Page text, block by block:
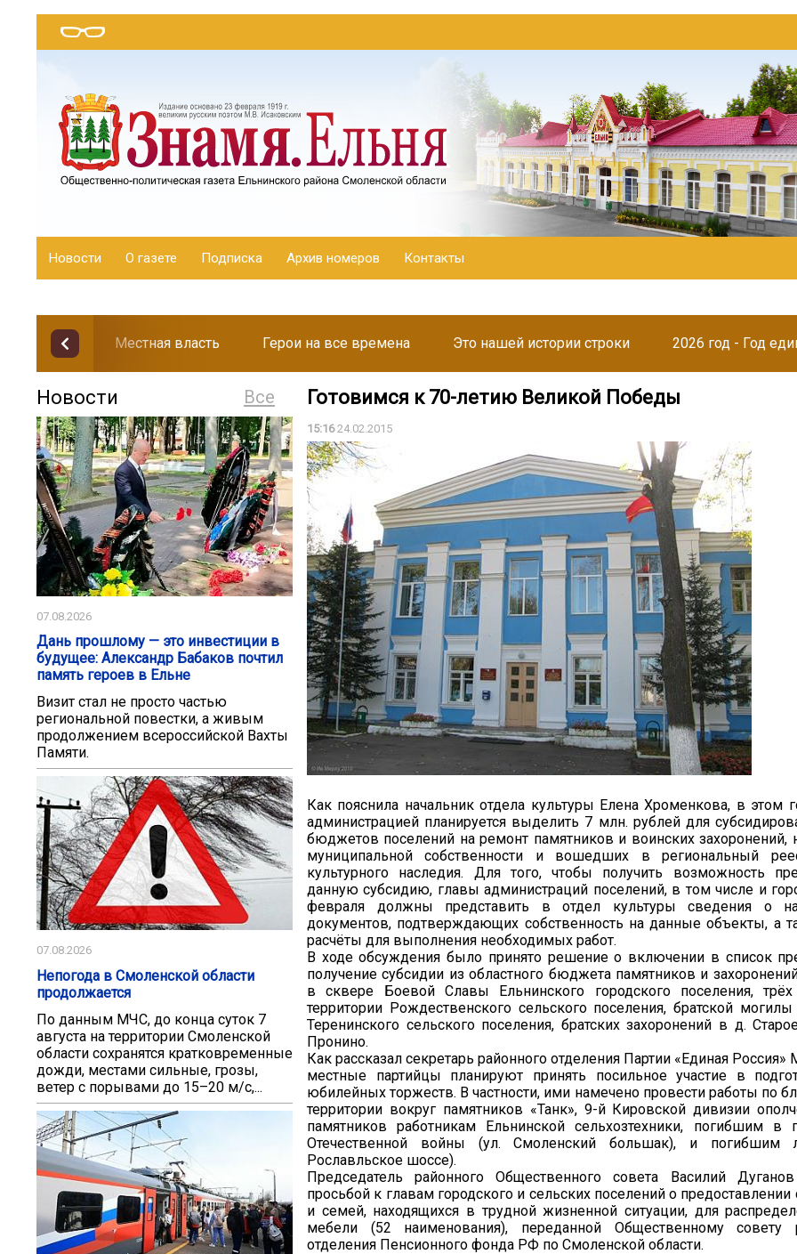
Новости О газете Подписка Архив номеров Контакты
Местная власть Герои на все времена Это нашей истории строки 2026 год - Год
Все
Новости
07.08.2026
Дань прошлому — это инвестиции в
будущее: Александр Бабаков почтил
память героев в Ельне
Визит стал не просто частью
региональной повестки, а живым
продолжением всероссийской Вахты
Памяти.
07.08.2026
Непогода в Смоленской области
продолжается
По данным МЧС, до конца суток 7
августа на территории Смоленской
области сохранятся кратковременные
дожди, местами сильные, грозы,
ветер с порывами до 15–20 м/с,...
Готовимся к 70-летию Великой Победы
15:1624.02.2015
Как пояснила начальник отдела культуры Елена Хроменкова, в этом
администрацией планируется выделить 7 млн. рублей для
бюджетов поселений на ремонт памятников и воинских захоронений,
муниципальной собственности и вошедших в региональный
культурного наследия. Для того, чтобы получить возможность
данную субсидию, главы администраций поселений, в том числе и
февраля должны представить в отдел культуры сведения о
документов, подтверждающих собственность на данные объекты, а
расчёты для выполнения необходимых работ.
В ходе обсуждения было принято решение о включении в список
получение субсидии из областного бюджета памятников и
в сквере Боевой Славы Ельнинского городского поселения,
территории Рождественского сельского поселения, братской
Теренинского сельского поселения, братских захоронений в д.
Пронино.
Как рассказал секретарь районного отделения Партии «Единая
местные партийцы планируют принять посильное участие в
юбилейных торжеств. В частности, ими намечено провести работы по
территории вокруг памятников «Танк», 9-й Кировской дивизии
памятников работникам Ельнинской сельхозтехники, погибшим в
Отечественной войны (ул. Смоленский большак), и погибшим
Рославльское шоссе).
Председатель районного Общественного совета Василий
просьбой к главам городского и сельских поселений о предоставлении
и семей, находящихся в трудной жизненной ситуации, для
мебели (52 наименования), переданной Общественному совету
отделения Пенсионного фонда РФ по Смоленской области.